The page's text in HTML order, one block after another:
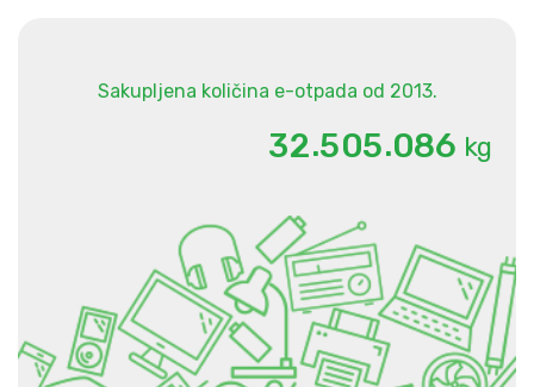
Sakupljena količina e-otpada od 2013.
32.505.086 kg